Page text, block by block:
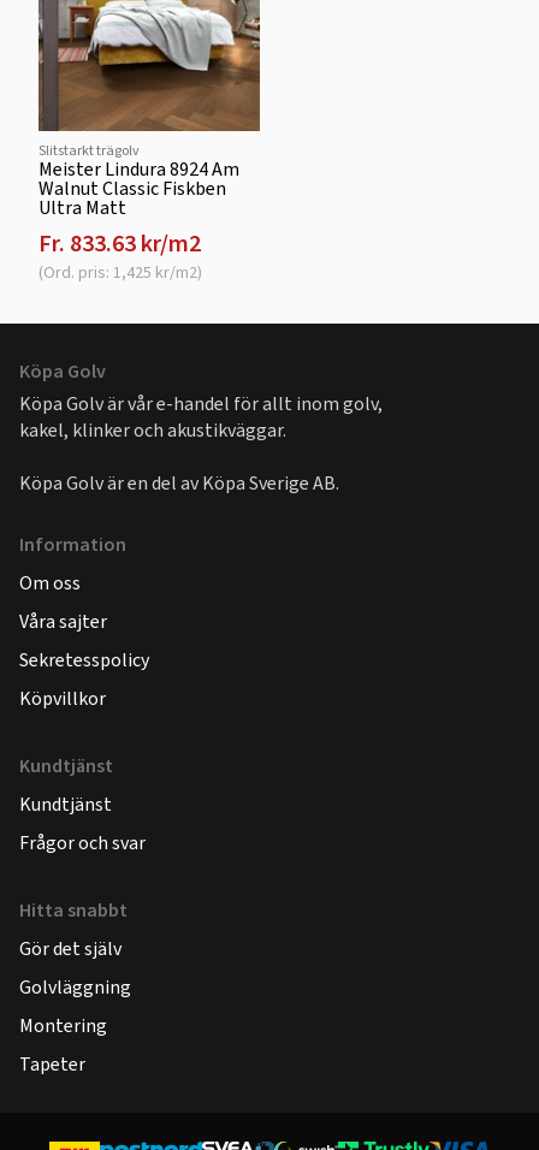
Slitstarkt trägolv
Meister Lindura 8924 Am
Walnut Classic Fiskben
Ultra Matt
Fr. 833.63 kr/m2
(Ord. pris: 1,425 kr/m2)
Köpa Golv
Köpa Golv är vår e-handel för allt inom golv,
kakel, klinker och akustikväggar.
Köpa Golv är en del avKöpa Sverige AB.
Information
Om oss
Våra sajter
Sekretesspolicy
Köpvillkor
Kundtjänst
Kundtjänst
Frågor och svar
Hitta snabbt
Gör det själv
Golvläggning
Montering
Tapeter